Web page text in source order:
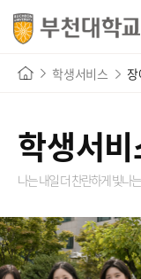
학생서비스
학생서
나는 내일 더 찬란하게 빛나는